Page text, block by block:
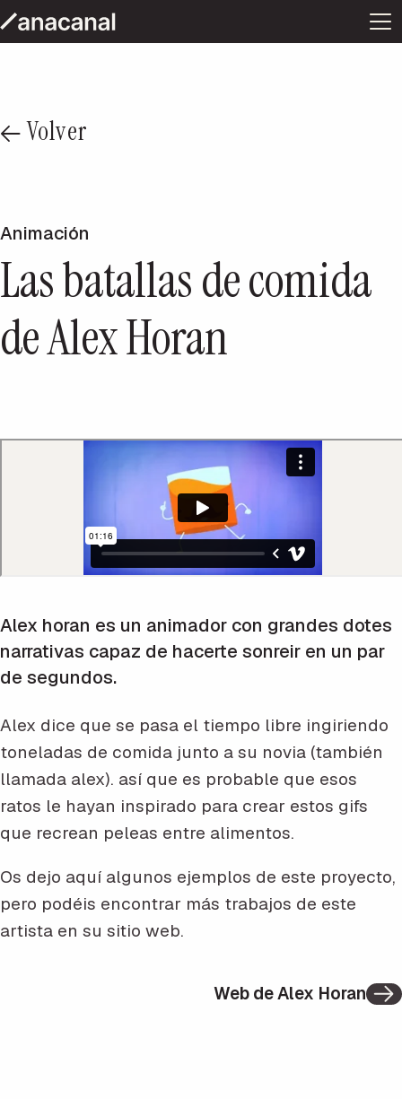
Volver
Animación
Las batallas de comida
de Alex Horan
Alex horan es un animador con grandes dotes
narrativas capaz de hacerte sonreir en un par
de segundos.
Alex dice que se pasa el tiempo libre ingiriendo
toneladas de comida junto a su novia (también
llamada alex). así que es probable que esos
ratos le hayan inspirado para crear estos gifs
que recrean peleas entre alimentos.
Os dejo aquí algunos ejemplos de este proyecto,
pero podéis encontrar más trabajos de este
artista en su sitio web.
Web de Alex Horan